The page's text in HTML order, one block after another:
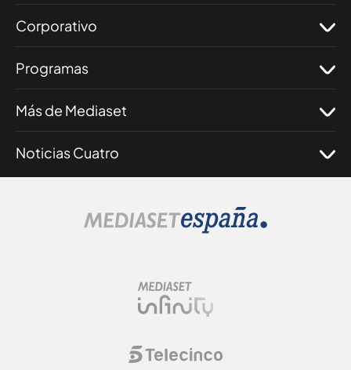
Corporativo
Programas
Más de Mediaset
Noticias Cuatro